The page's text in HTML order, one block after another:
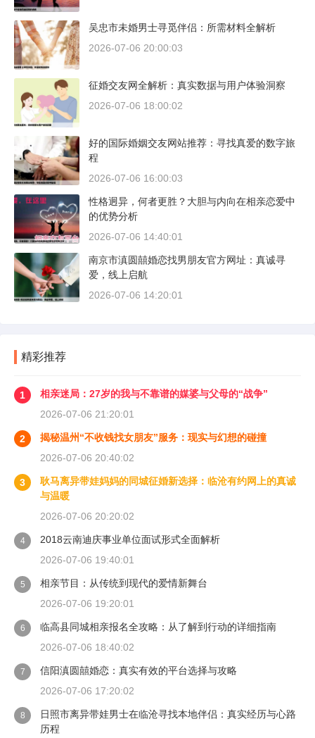
吴忠市未婚男士寻觅伴侣：所需材料全解析
2026-07-06 20:00:03
征婚交友网全解析：真实数据与用户体验洞察
2026-07-06 18:00:02
好的国际婚姻交友网站推荐：寻找真爱的数字旅
程
2026-07-06 16:00:03
性格迥异，何者更胜？大胆与内向在相亲恋爱中
的优势分析
2026-07-06 14:40:01
南京市滇圆囍婚恋找男朋友官方网址：真诚寻
爱，线上启航
2026-07-06 14:20:01
精彩推荐
1
相亲迷局：27岁的我与不靠谱的媒婆与父母的“战争”
2026-07-06 21:20:01
2
揭秘温州“不收钱找女朋友”服务：现实与幻想的碰撞
2026-07-06 20:40:02
3
耿马离异带娃妈妈的同城征婚新选择：临沧有约网上的真诚
与温暖
2026-07-06 20:20:02
4
2018云南迪庆事业单位面试形式全面解析
2026-07-06 19:40:01
5
相亲节目：从传统到现代的爱情新舞台
2026-07-06 19:20:01
6
临高县同城相亲报名全攻略：从了解到行动的详细指南
2026-07-06 18:40:02
7
信阳滇圆囍婚恋：真实有效的平台选择与攻略
2026-07-06 17:20:02
8
日照市离异带娃男士在临沧寻找本地伴侣：真实经历与心路
历程